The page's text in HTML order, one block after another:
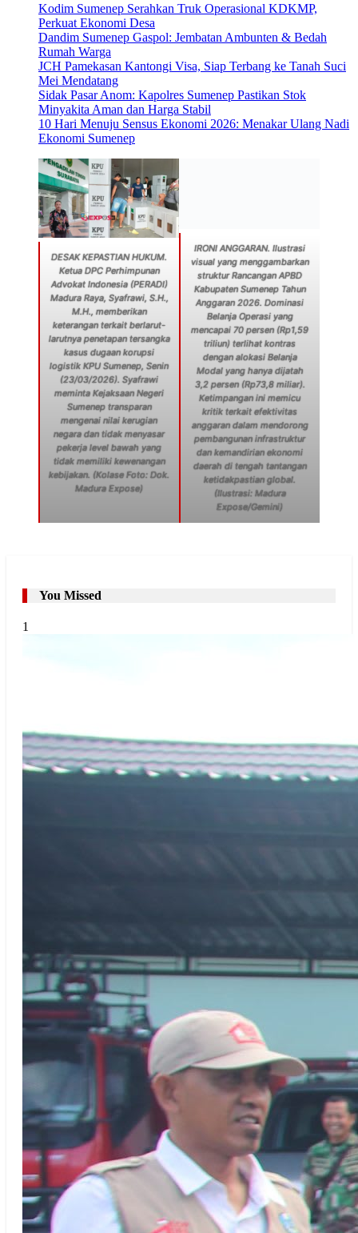
Kodim Sumenep Serahkan Truk Operasional KDKMP,
Perkuat Ekonomi Desa
Dandim Sumenep Gaspol: Jembatan Ambunten & Bedah
Rumah Warga
JCH Pamekasan Kantongi Visa, Siap Terbang ke Tanah Suci
Mei Mendatang
Sidak Pasar Anom: Kapolres Sumenep Pastikan Stok
Minyakita Aman dan Harga Stabil
10 Hari Menuju Sensus Ekonomi 2026: Menakar Ulang Nadi
Ekonomi Sumenep
DESAK KEPASTIAN HUKUM.
Ketua DPC Perhimpunan
Advokat Indonesia (PERADI)
Madura Raya, Syafrawi, S.H.,
M.H., memberikan
keterangan terkait berlarut-
larutnya penetapan tersangka
kasus dugaan korupsi
logistik KPU Sumenep, Senin
(23/03/2026). Syafrawi
meminta Kejaksaan Negeri
Sumenep transparan
mengenai nilai kerugian
negara dan tidak menyasar
pekerja level bawah yang
tidak memiliki kewenangan
kebijakan. (Kolase Foto: Dok.
Madura Expose)
IRONI ANGGARAN. Ilustrasi
visual yang menggambarkan
struktur Rancangan APBD
Kabupaten Sumenep Tahun
Anggaran 2026. Dominasi
Belanja Operasi yang
mencapai 70 persen (Rp1,59
triliun) terlihat kontras
dengan alokasi Belanja
Modal yang hanya dijatah
3,2 persen (Rp73,8 miliar).
Ketimpangan ini memicu
kritik terkait efektivitas
anggaran dalam mendorong
pembangunan infrastruktur
dan kemandirian ekonomi
daerah di tengah tantangan
ketidakpastian global.
(Ilustrasi: Madura
Expose/Gemini)
You Missed
1